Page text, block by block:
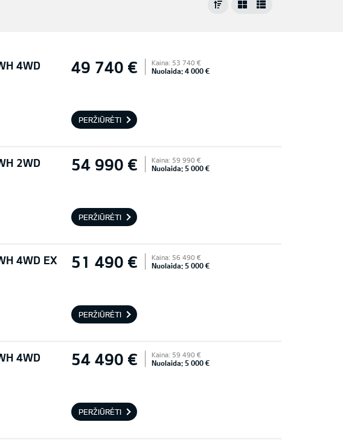
4WD
49 740 € Kaina: 53 740 €
Nuolaida: 4 000 €
PERŽIŪRĖTI
2WD
54 990 € Kaina: 59 990 €
Nuolaida: 5 000 €
PERŽIŪRĖTI
4WD EX
51 490 € Kaina: 56 490 €
Nuolaida: 5 000 €
PERŽIŪRĖTI
4WD
54 490 € Kaina: 59 490 €
Nuolaida: 5 000 €
PERŽIŪRĖTI